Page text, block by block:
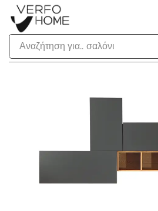
Αναζήτηση για.. σαλόνι